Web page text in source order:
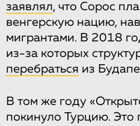
заявлял, что Сорос
венгерскую нацию,
мигрантами. В 2018
из-за которых
перебраться из
В том же году
покинуло Турцию. Это